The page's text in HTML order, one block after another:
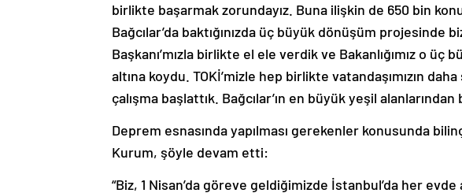
birlikte başarmak zorundayız. Buna ilişkin de 650 bin
Bağcılar’da baktığınızda üç büyük dönüşüm projesinde
Başkanı’mızla birlikte el ele verdik ve Bakanlığımız o
altına koydu. TOKİ’mizle hep birlikte vatandaşımızın
çalışma başlattık. Bağcılar’ın en büyük yeşil
Deprem esnasında yapılması gerekenler konusunda
Kurum, şöyle devam etti:
“Biz, 1 Nisan’da göreve geldiğimizde İstanbul’da her